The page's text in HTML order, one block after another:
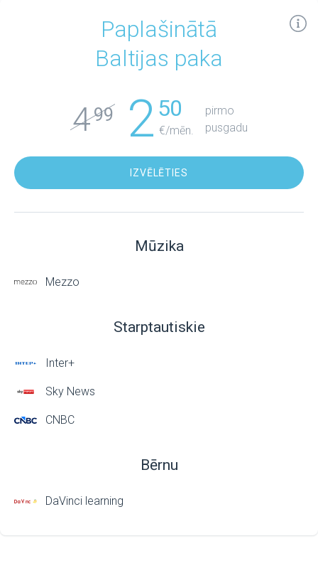
Paplašinātā
Baltijas paka
499 2 50
€/mēn.
pirmo
pusgadu
IZVĒLĒTIES
Mūzika
Mezzo
Starptautiskie
Inter+
Sky News
CNBC
Bērnu
DaVinci learning